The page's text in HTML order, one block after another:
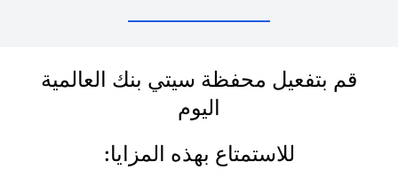
قم بتفعيل محفظة سيتي بنك العالمية
اليوم
للاستمتاع بهذه المزايا: